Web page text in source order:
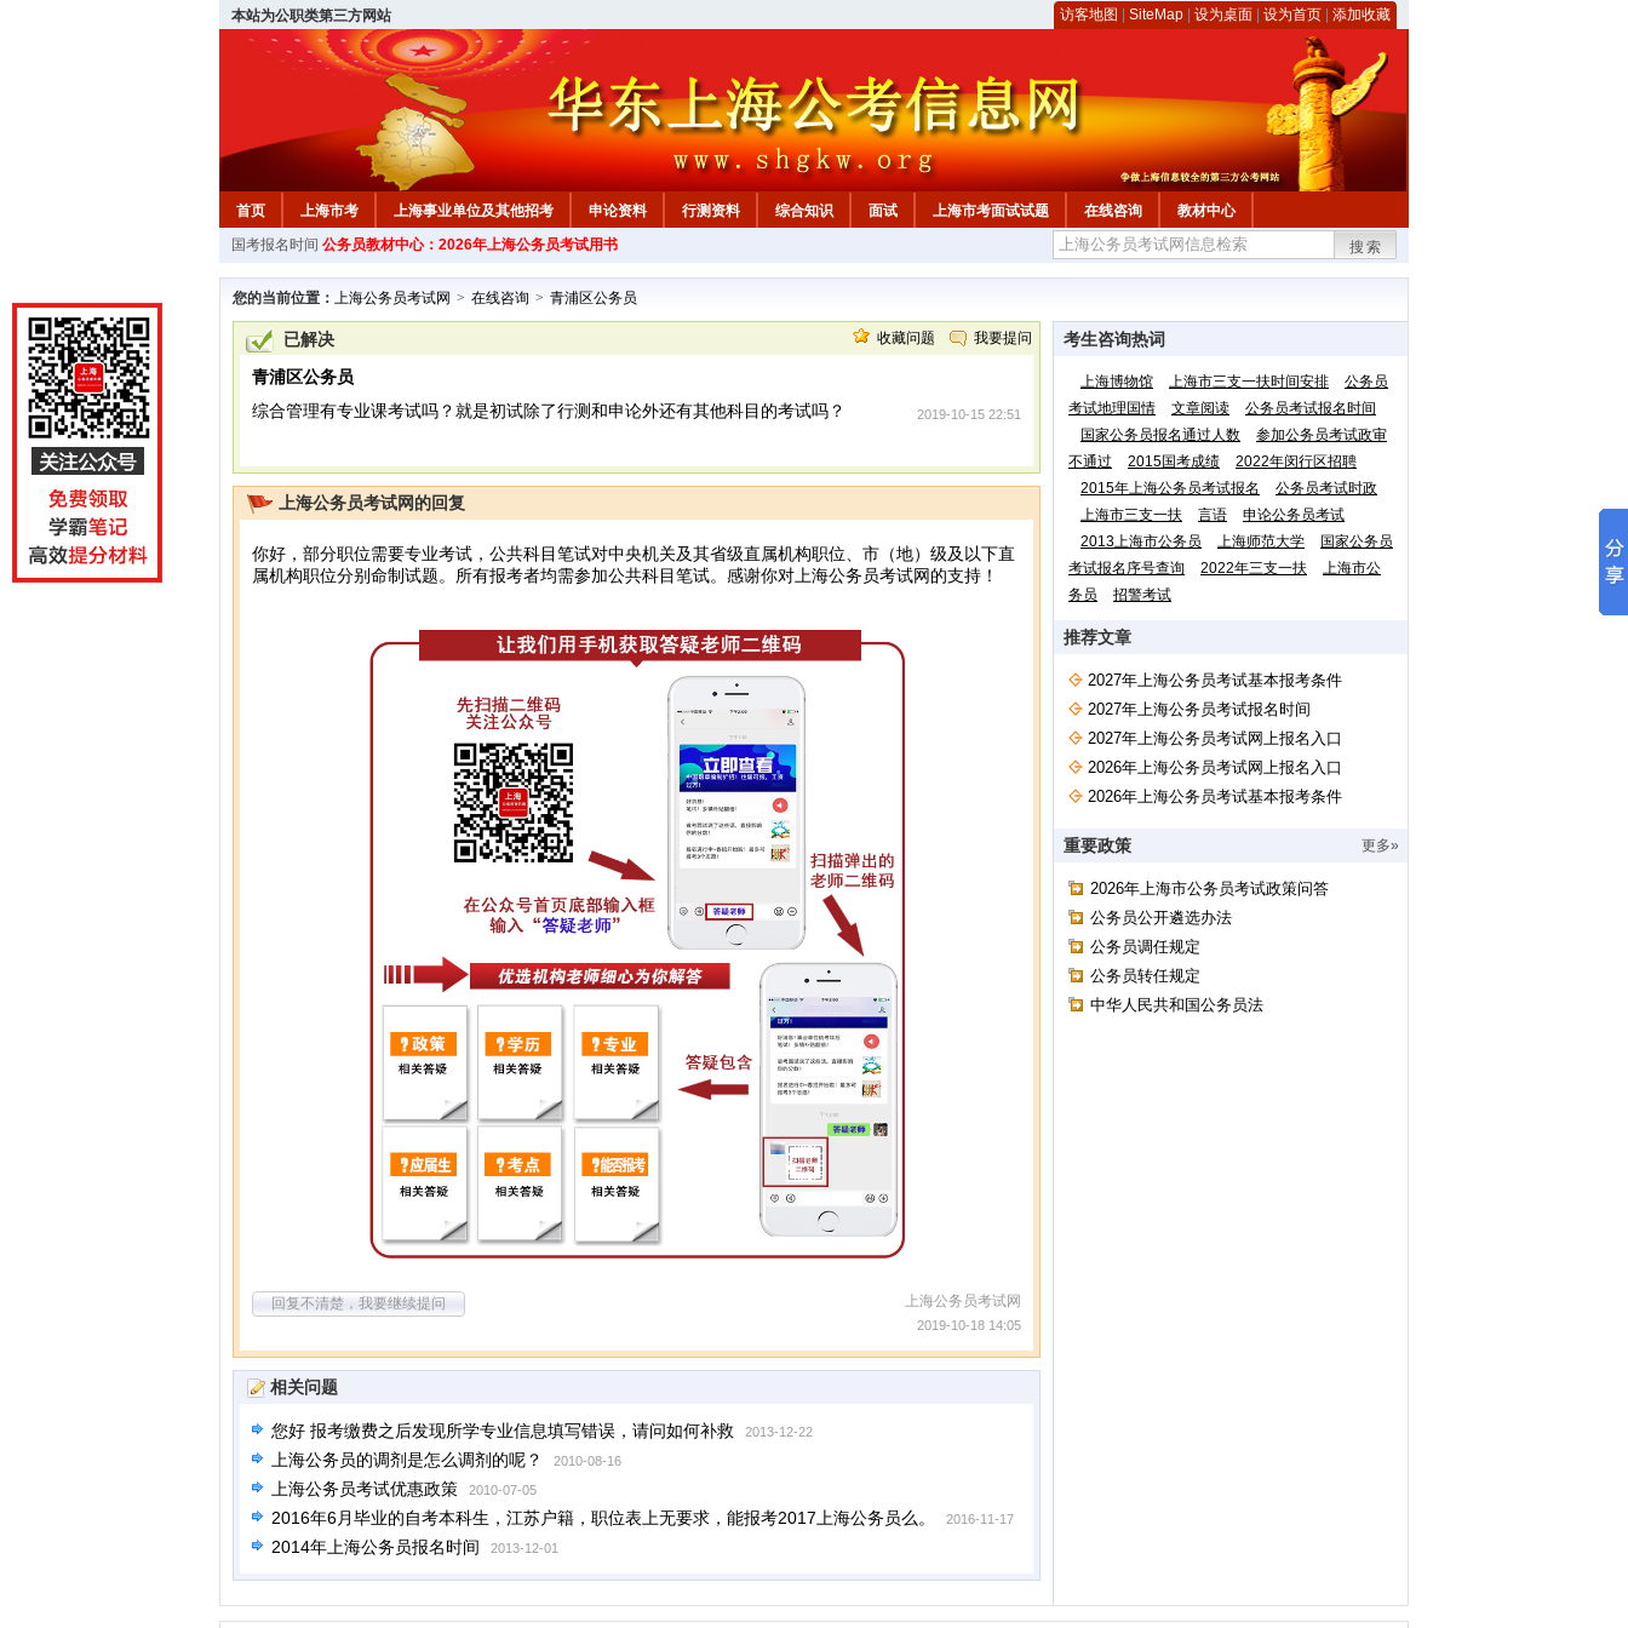
本站为公职类第三方网站 访客地图 SiteMap 设为桌面 设为首页 添加收藏
首页 上海市考 上海事业单位及其他招考 申论资料 行测资料 综合知识 面试 上海市考面试试题 在线咨询
教材中心
国考报名时间 公务员教材中心：2026年上海公务员考试用书 搜索
您的当前位置： 上海公务员考试网 > 在线咨询 > 青浦区公务员
已解决 收藏问题 我要提问
青浦区公务员
综合管理有专业课考试吗？就是初试除了行测和申论外还有其他科目的考试吗？
2019-10-15 22:51
上海公务员考试网的回复
你好，部分职位需要专业考试，公共科目笔试对中央机关及其省级直属机构职位、市（地）级及以下直
属机构职位分别命制试题。所有报考者均需参加公共科目笔试。感谢你对上海公务员考试网的支持！
回复不清楚，我要继续提问 上海公务员考试网
2019-10-18 14:05
相关问题
您好 报考缴费之后发现所学专业信息填写错误，请问如何补救 2013-12-22
上海公务员的调剂是怎么调剂的呢？ 2010-08-16
上海公务员考试优惠政策 2010-07-05
2016年6月毕业的自考本科生，江苏户籍，职位表上无要求，能报考2017上海公务员么。 2016-11-17
2014年上海公务员报名时间 2013-12-01
考生咨询热词
上海博物馆 上海市三支一扶时间安排
公务员
考试地理国情
文章阅读
公务员考试报名时间
国家公务员报名通过人数
参加公务员考试政审
不通过
2015国考成绩
2022年闵行区招聘
2015年上海公务员考试报名
公务员考试时政
上海市三支一扶
言语
申论公务员考试
2013上海市公务员
上海师范大学
国家公务员
考试报名序号查询
2022年三支一扶
上海市公
务员
招警考试
推荐文章
2027年上海公务员考试基本报考条件
2027年上海公务员考试报名时间
2027年上海公务员考试网上报名入口
2026年上海公务员考试网上报名入口
2026年上海公务员考试基本报考条件
重要政策 更多»
2026年上海市公务员考试政策问答
公务员公开遴选办法
公务员调任规定
公务员转任规定
中华人民共和国公务员法